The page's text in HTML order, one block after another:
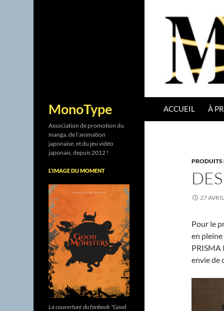
MonoType ACCUEIL À
PRODUITS
27
Pour le
en
PRISMA
envie de
Association de promotion du
manga, de l'animation
japonaise, et du jeu vidéo
japonais, depuis 2012 !
L’IMAGE DU MOMENT
La couverture du fanbook "Good